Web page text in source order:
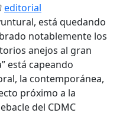
editorial
está quedando
notablemente los
anejos al gran
está capeando
la contemporánea,
próximo a la
del CDMC